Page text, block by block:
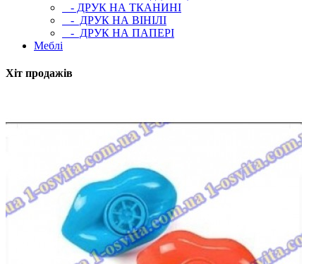
- ДРУК НА ТКАНИНІ
- ДРУК НА ВІНІЛІ
- ДРУК НА ПАПЕРІ
Меблі
Хіт продажів